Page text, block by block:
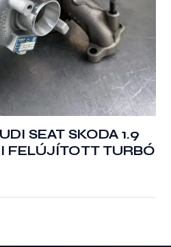
SEAT SKODA 1.9
FELÚJÍTOTT TURBÓ